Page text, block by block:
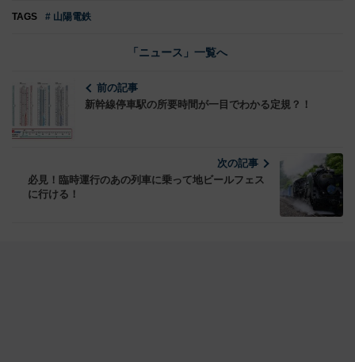
TAGS # 山陽電鉄
「ニュース」一覧へ
前の記事
新幹線停車駅の所要時間が一目でわかる定規？！
次の記事
必見！臨時運行のあの列車に乗って地ビールフェス
に行ける！